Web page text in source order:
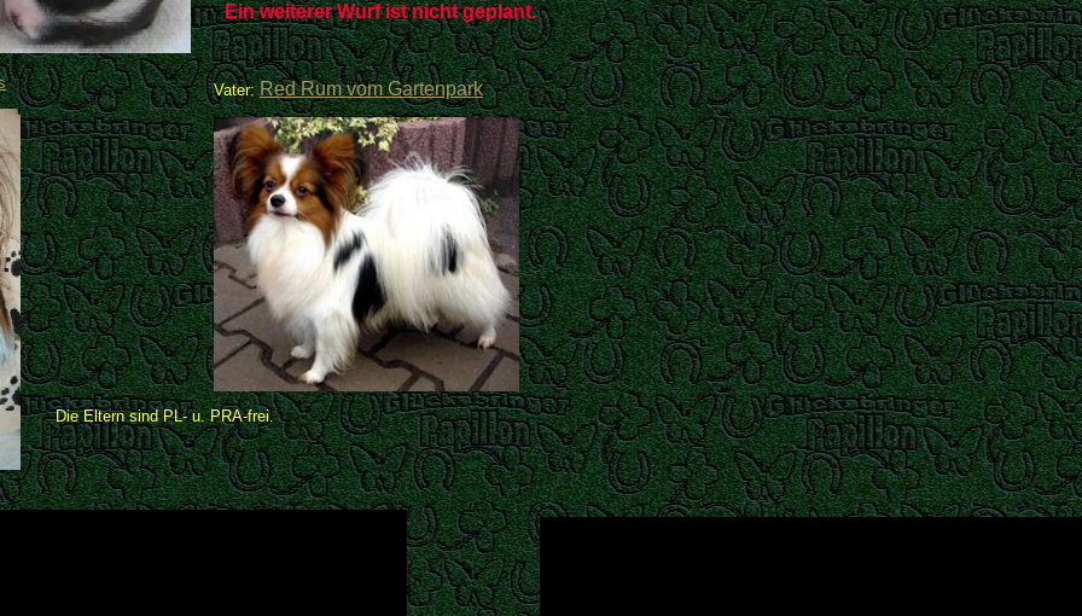
Ein weiterer Wurf ist nicht geplant.
Vater:Red Rum vom Gartenpark
Die Eltern sind PL- u. PRA-frei.